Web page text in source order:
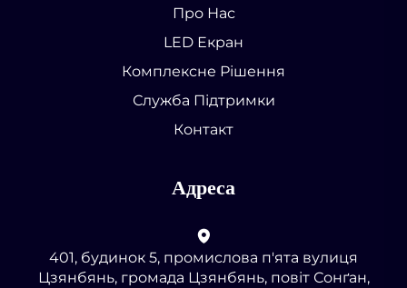
Про Нас
LED Екран
Комплексне Рішення
Служба Підтримки
Контакт
Адреса
401, будинок 5, промислова п'ята вулиця
Цзянбянь, громада Цзянбянь, повіт Сонґан,